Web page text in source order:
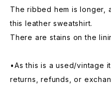
The ribbed hem is longer,
this leather sweatshirt.
There are stains on the
•As this is a used/vintage
returns, refunds, or